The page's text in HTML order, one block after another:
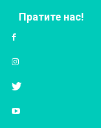
Пратите нас!